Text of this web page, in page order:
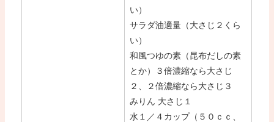
い）
サラダ油適量（大さじ２くら
い）
和風つゆの素（昆布だしの素
とか）３倍濃縮なら大さじ
２、２倍濃縮なら大さじ３
みりん 大さじ１
水１／４カップ（５０ｃｃ、